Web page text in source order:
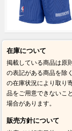
在庫について
掲載している商品は原
の表記がある商品を除
の在庫状況により取り
品をご用意できないこ
場合があります。
販売方針について